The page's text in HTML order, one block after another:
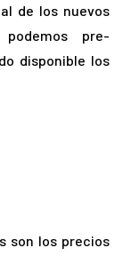
de los nuevos
pre-
disponible los
son los precios